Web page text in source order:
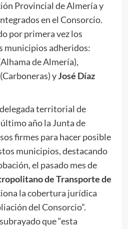
Provincial de Almería y
en el Consorcio.
por primera vez los
municipios adheridos:
de Almería),
yJosé Díaz
territorial de
año la Junta de
firmes para hacer posible
municipios, destacando
el pasado mes de
de Transporte de
la cobertura jurídica
del Consorcio”.
que “esta